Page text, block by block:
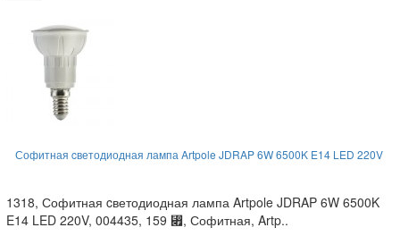
Софитная cветодиодная лампа Artpole JDRAP 6W 6500K E14 LED 220V
1318, Софитная cветодиодная лампа Artpole JDRAP 6W 6500K
E14 LED 220V, 004435, 159 ⃏, Софитная, Artp..